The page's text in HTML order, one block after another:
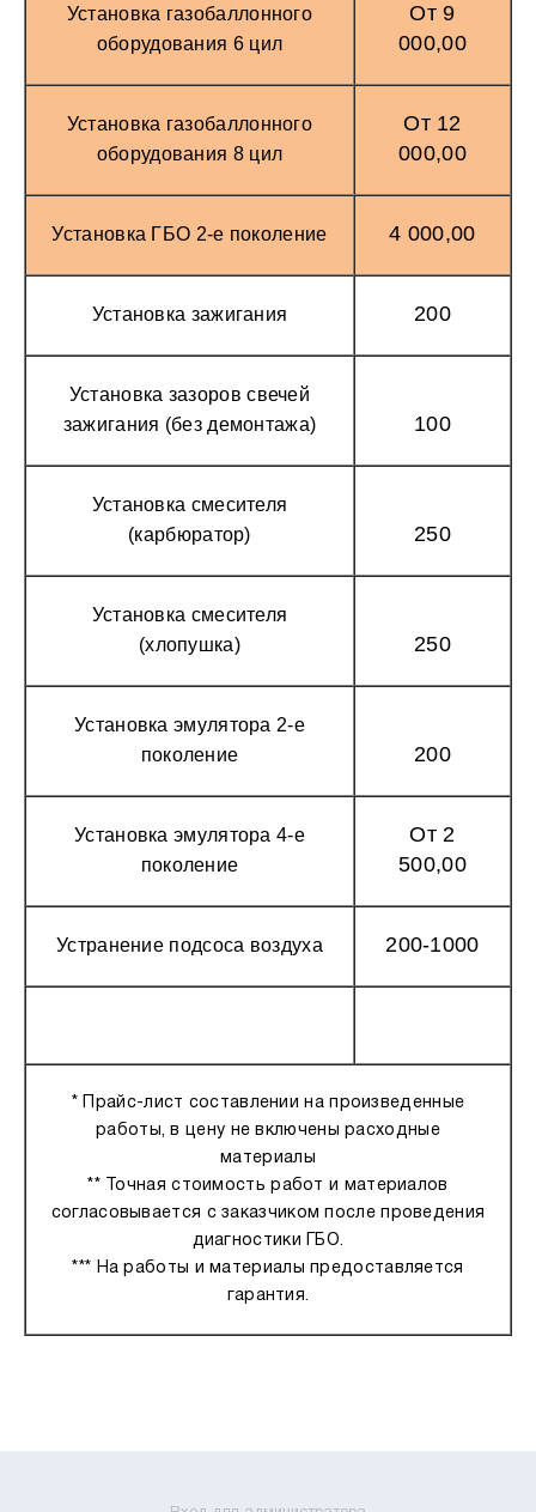
Установка газобаллонного
оборудования 6 цил
От 9
000,00
Установка газобаллонного
оборудования 8 цил
От 12
000,00
Установка ГБО 2-е поколение 4 000,00
Установка зажигания 200
Установка зазоров свечей
зажигания (без демонтажа)
100
Установка смесителя
(карбюратор)
250
Установка смесителя
(хлопушка)
250
Установка эмулятора 2-е
поколение
200
Установка эмулятора 4-е
поколение
От 2
500,00
Устранение подсоса воздуха 200-1000
* Прайс-лист составлении на произведенные
работы, в цену не включены расходные
материалы
** Точная стоимость работ и материалов
согласовывается с заказчиком после проведения
диагностики ГБО.
*** На работы и материалы предоставляется
гарантия.